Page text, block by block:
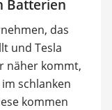
Batterien
das
und Tesla
näher kommt,
schlanken
kommen